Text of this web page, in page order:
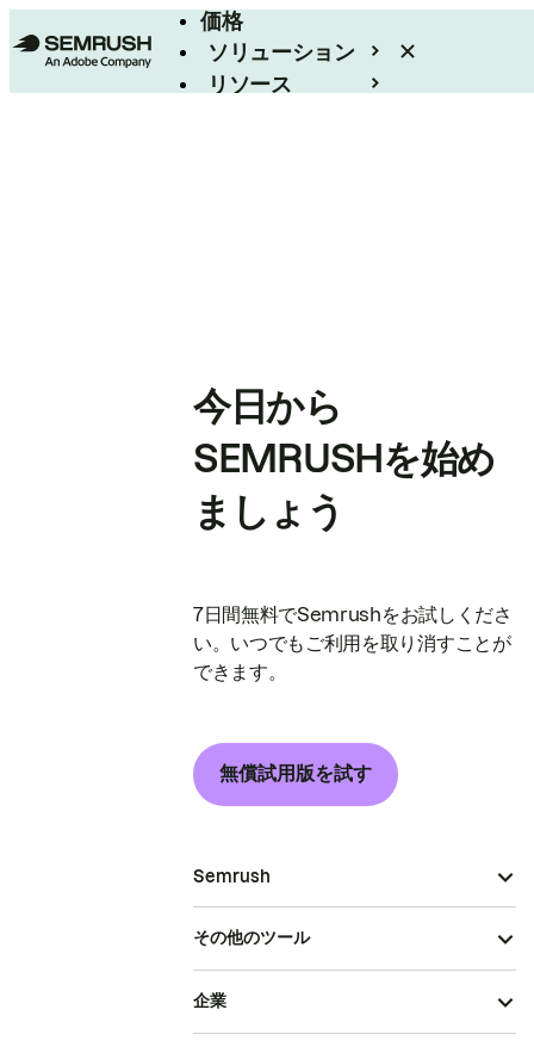
価格
ソリューション
リソース
今日から
SEMRUSHを始め
ましょう
7日間無料でSemrushをお試しくださ
い。いつでもご利用を取り消すことが
できます。
無償試用版を試す
Semrush
その他のツール
企業